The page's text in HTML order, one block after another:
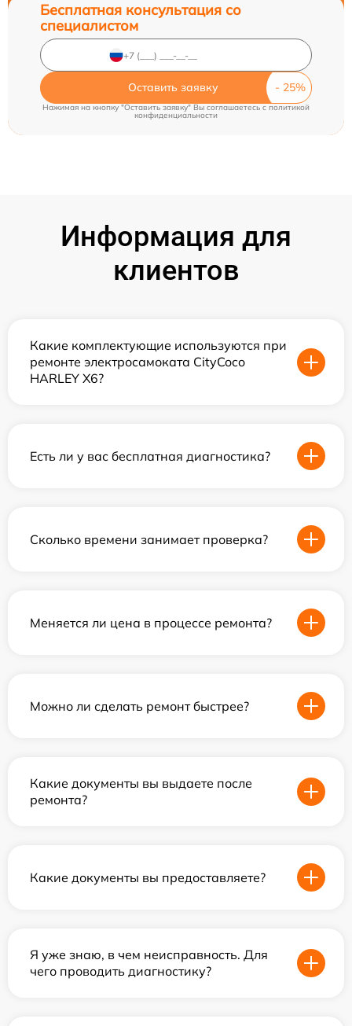
Бесплатная консультация со
специалистом
Оставить заявку
Нажимая на кнопку "Оставить заявку" Вы соглашаетесь cполитикой
конфиденциальности
Информация для
клиентов
Какие комплектующие используются при
ремонте электросамоката CityCoco
HARLEY X6?
Есть ли у вас бесплатная диагностика?
Сколько времени занимает проверка?
Меняется ли цена в процессе ремонта?
Можно ли сделать ремонт быстрее?
Какие документы вы выдаете после
ремонта?
Какие документы вы предоставляете?
Я уже знаю, в чем неисправность. Для
чего проводить диагностику?